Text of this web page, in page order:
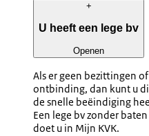
+
U heeft een lege bv
Openen
Als er geen bezittingen
ontbinding, dan kunt u
de snelle beëindiging
Een lege bv zonder
doet u in Mijn KVK.